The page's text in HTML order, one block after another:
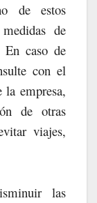
de estos
de
En caso de
con el
empresa,
de otras
viajes,
las